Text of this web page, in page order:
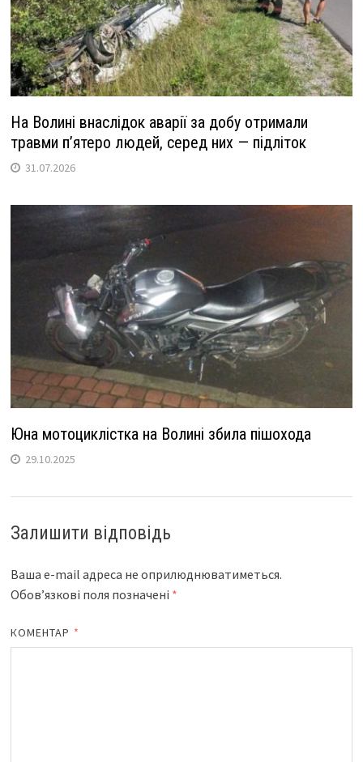
На Волині внаслідок аварії за добу отримали
травми п’ятеро людей, серед них — підліток
31.07.2026
Юна мотоциклістка на Волині збила пішохода
29.10.2025
Залишити відповідь
Ваша e-mail адреса не оприлюднюватиметься.
Обов’язкові поля позначені *
КОМЕНТАР *